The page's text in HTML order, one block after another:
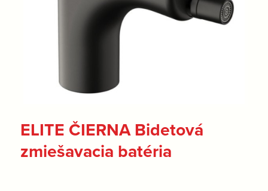
ELITE ČIERNA Bidetová
zmiešavacia batéria